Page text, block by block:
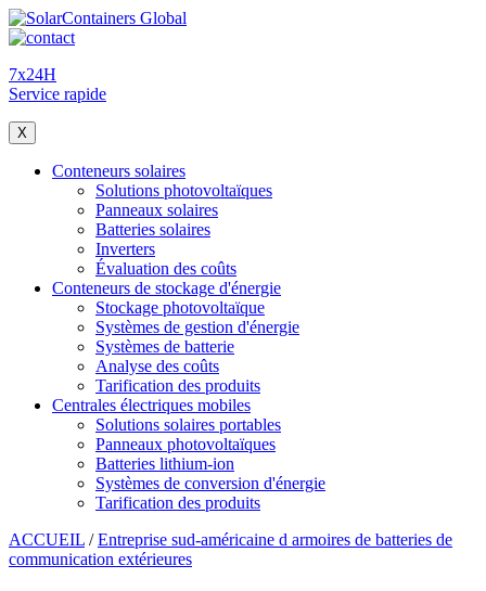
7x24H
Service rapide
X
Conteneurs solaires
Solutions photovoltaïques
Panneaux solaires
Batteries solaires
Inverters
Évaluation des coûts
Conteneurs de stockage d'énergie
Stockage photovoltaïque
Systèmes de gestion d'énergie
Systèmes de batterie
Analyse des coûts
Tarification des produits
Centrales électriques mobiles
Solutions solaires portables
Panneaux photovoltaïques
Batteries lithium-ion
Systèmes de conversion d'énergie
Tarification des produits
ACCUEIL /Entreprise sud-américaine d armoires de batteries de
communication extérieures